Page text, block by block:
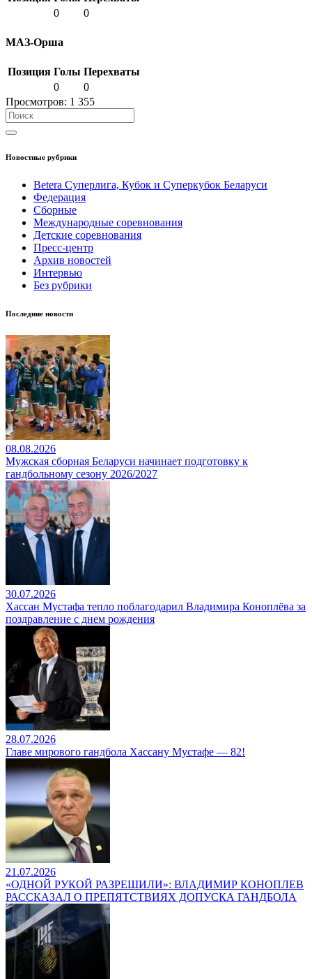
0
0
МАЗ-Орша
Позиция Голы Перехваты
0
0
Просмотров: 1 355
Новостные рубрики
Betera Суперлига, Кубок и Суперкубок Беларуси
Федерация
Сборные
Международные соревнования
Детские соревнования
Пресс-центр
Архив новостей
Интервью
Без рубрики
Последние новости
08.08.2026
Мужская сборная Беларуси начинает подготовку к
гандбольному сезону 2026/2027
30.07.2026
Хассан Мустафа тепло поблагодарил Владимира Коноплёва за
поздравление с днем рождения
28.07.2026
Главе мирового гандбола Хассану Мустафе — 82!
21.07.2026
«ОДНОЙ РУКОЙ РАЗРЕШИЛИ»: ВЛАДИМИР КОНОПЛЕВ
РАССКАЗАЛ О ПРЕПЯТСТВИЯХ ДОПУСКА ГАНДБОЛА